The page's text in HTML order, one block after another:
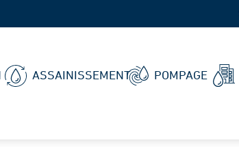
ASSAINISSEMENT POMPAGE